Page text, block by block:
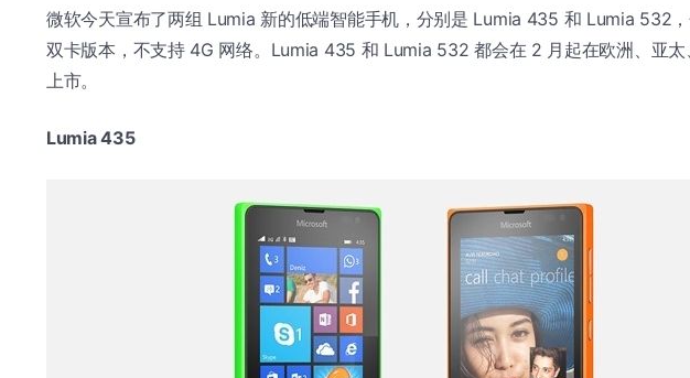
微软今天宣布了两组 Lumia 新的低端智能手机，分别是 Lumia 435 和 Lumia 532
双卡版本，不支持 4G 网络。Lumia 435 和 Lumia 532 都会在 2 月起在欧洲、亚太
上市。
Lumia 435